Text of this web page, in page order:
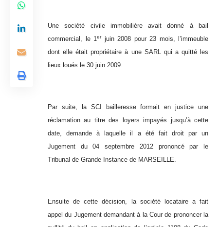
Une société civile immobilière avait donné à bail
commercial, le 1erjuin 2008 pour 23 mois, l’immeuble
dont elle était propriétaire à une SARL qui a quitté les
lieux loués le 30 juin 2009.
Par suite, la SCI bailleresse formait en justice une
réclamation au titre des loyers impayés jusqu’à cette
date, demande à laquelle il a été fait droit par un
Jugement du 04 septembre 2012 prononcé par le
Tribunal de Grande Instance de MARSEILLE.
Ensuite de cette décision, la société locataire a fait
appel du Jugement demandant à la Cour de prononcer la